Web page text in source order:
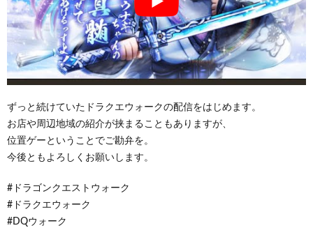
ずっと続けていたドラクエウォークの配信をはじめます。
お店や周辺地域の紹介が挟まることもありますが、
位置ゲーということでご勘弁を。
今後ともよろしくお願いします。
#ドラゴンクエストウォーク
#ドラクエウォーク
#DQウォーク